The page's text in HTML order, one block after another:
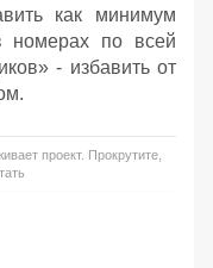
как минимум
номерах по всей
- избавить от
проект. Прокрутите,